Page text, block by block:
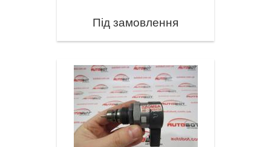
Під замовлення